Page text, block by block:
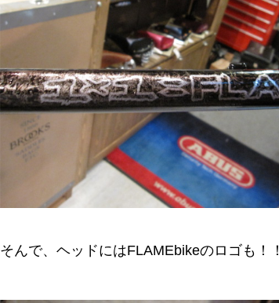
そんで、ヘッドにはFLAMEbikeのロゴも！！